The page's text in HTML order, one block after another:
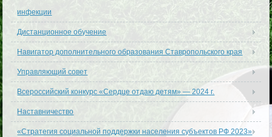
инфекции
Дистанционное обучение
Навигатор дополнительного образования Ставропольского края
Управляющий совет
Всероссийский конкурс «Сердце отдаю детям» — 2024 г.
Наставничество
«Стратегия социальной поддержки населения субъектов РФ 2023»